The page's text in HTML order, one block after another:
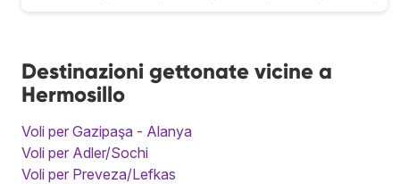
Destinazioni gettonate vicine a
Hermosillo
Voli per Gazipaşa - Alanya
Voli per Adler/Sochi
Voli per Preveza/Lefkas